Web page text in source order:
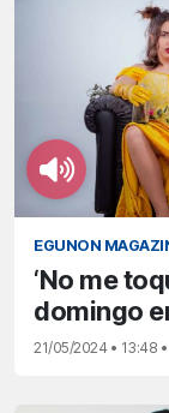
EGUNON
‘No me
domingo
21/05/2024 • 13:48 •